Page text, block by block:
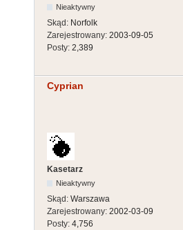
Nieaktywny
Skąd: Norfolk
Zarejestrowany: 2003-09-05
Posty: 2,389
Cyprian
Kasetarz
Nieaktywny
Skąd: Warszawa
Zarejestrowany: 2002-03-09
Posty: 4,756